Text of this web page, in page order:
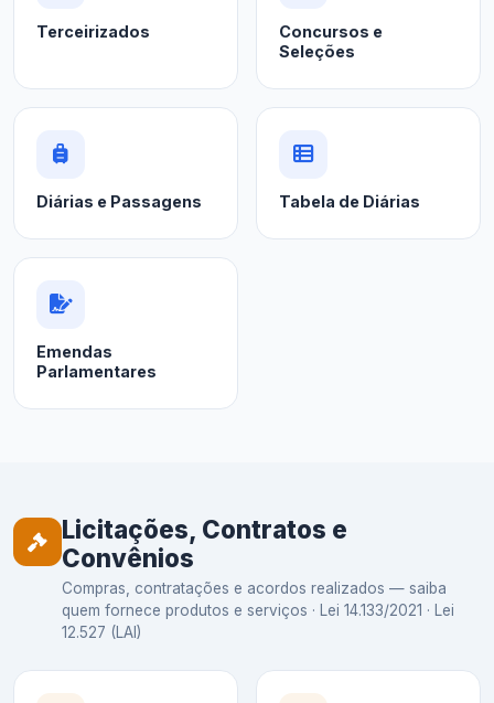
Terceirizados
Concursos e
Seleções
Diárias e Passagens Tabela de Diárias
Emendas
Parlamentares
Licitações, Contratos e
Convênios
Compras, contratações e acordos realizados — saiba
quem fornece produtos e serviços · Lei 14.133/2021 · Lei
12.527 (LAI)